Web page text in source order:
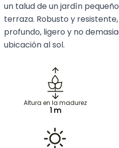
un talud de un jardín
terraza. Robusto y
profundo, ligero y no
ubicación al sol.
Altura en la madurez
1 m